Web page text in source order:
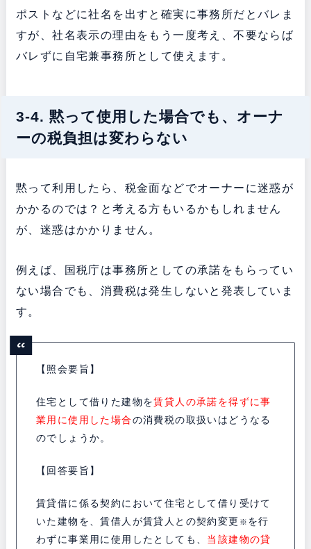
ポストなどに社名を出すと確実に事務所だとバレま
すが、社名表示の理由をもう一度考え、不要ならば
バレずに自宅兼事務所として使えます。
3-4. 黙って使用した場合でも、オーナ
ーの税負担は変わらない
黙って利用したら、税金面などでオーナーに迷惑が
かかるのでは？と考える方もいるかもしれません
が、迷惑はかかりません。
例えば、国税庁は事務所としての承諾をもらってい
ない場合でも、消費税は発生しないと発表していま
す。
【照会要旨】
住宅として借りた建物を賃貸人の承諾を得ずに事
業用に使用した場合の消費税の取扱いはどうなる
のでしょうか。
【回答要旨】
賃貸借に係る契約において住宅として借り受けて
いた建物を、賃借人が賃貸人との契約変更 ※ を行
わずに事業用に使用したとしても、 当該建物の貸